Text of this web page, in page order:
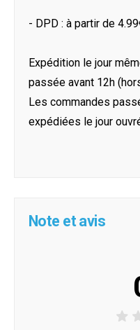
- DPD : à partir de
Expédition le jour
passée avant 12h
Les commandes
expédiées le jour
Note et avis